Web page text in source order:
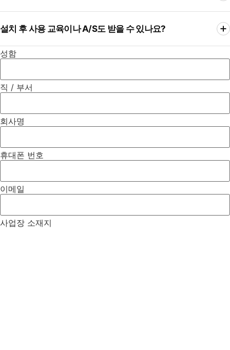
세부 확인이 필요할 수 있습니다.
제품의 흐름성, 계량 편차, 충진 상태, 포장재 호환성 확인이 필요한
경우에는 상담 후 방문 여부를 안내드립니다.
설치 후 사용 교육이나 A/S도 받을 수 있나요?
포장기계는 납품 이후 안정적으로 운영되는 것이 중요합니다. 납품
유지보수 안내까지 함께 진행합니다.
성함
직 / 부서
회사명
휴대폰 번호
이메일
사업장 소재지